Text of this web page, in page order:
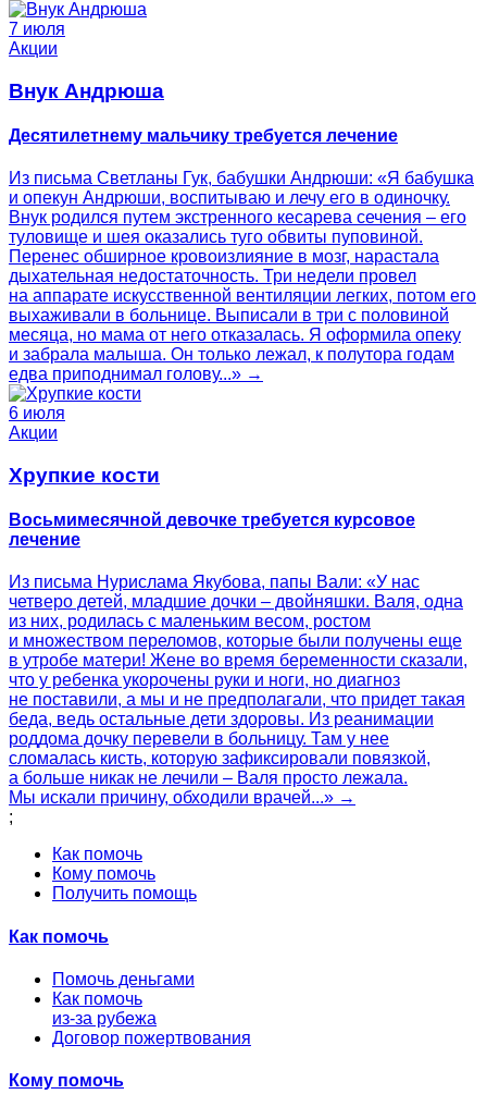
7 июля
Акции
Внук Андрюша
Десятилетнему мальчику требуется лечение
Из письма Светланы Гук, бабушки Андрюши: «Я бабушка
и опекун Андрюши, воспитываю и лечу его в одиночку.
Внук родился путем экстренного кесарева сечения – его
туловище и шея оказались туго обвиты пуповиной.
Перенес обширное кровоизлияние в мозг, нарастала
дыхательная недостаточность. Три недели провел
на аппарате искусственной вентиляции легких, потом его
выхаживали в больнице. Выписали в три с половиной
месяца, но мама от него отказалась. Я оформила опеку
и забрала малыша. Он только лежал, к полутора годам
едва приподнимал голову...» →
6 июля
Акции
Хрупкие кости
Восьмимесячной девочке требуется курсовое
лечение
Из письма Нурислама Якубова, папы Вали: «У нас
четверо детей, младшие дочки – двойняшки. Валя, одна
из них, родилась с маленьким весом, ростом
и множеством переломов, которые были получены еще
в утробе матери! Жене во время беременности сказали,
что у ребенка укорочены руки и ноги, но диагноз
не поставили, а мы и не предполагали, что придет такая
беда, ведь остальные дети здоровы. Из реанимации
роддома дочку перевели в больницу. Там у нее
сломалась кисть, которую зафиксировали повязкой,
а больше никак не лечили – Валя просто лежала.
Мы искали причину, обходили врачей...» →
;
Как помочь
Кому помочь
Получить помощь
Как помочь
Помочь деньгами
Как помочь
из-за рубежа
Договор пожертвования
Кому помочь